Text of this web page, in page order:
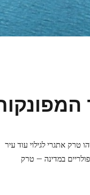
טרק אתגרי לגילוי עוד עיר
במדינה – טרק